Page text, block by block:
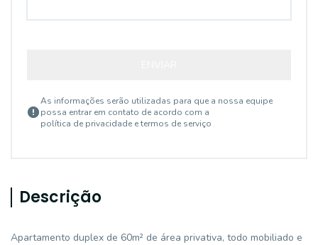
As informações serão utilizadas para que a nossa equipe
possa entrar em contato de acordo com a
política de privacidade e termos de serviço
Descrição
Apartamento duplex de 60m² de área privativa, todo mobiliado e